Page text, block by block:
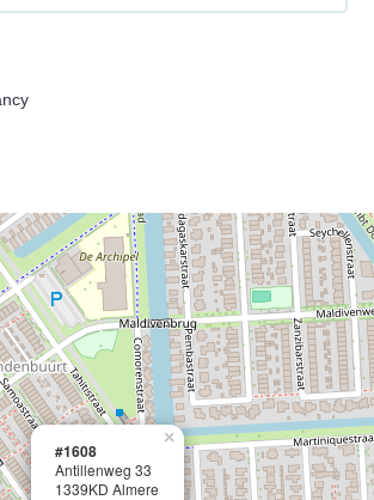
#1608
Antillenweg 33
1339KD Almere
×